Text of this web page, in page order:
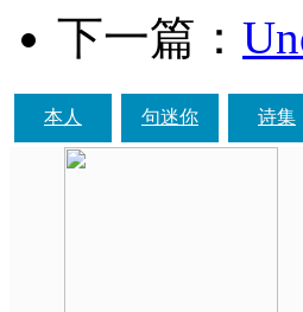
下一篇：
本人 句迷你 诗集